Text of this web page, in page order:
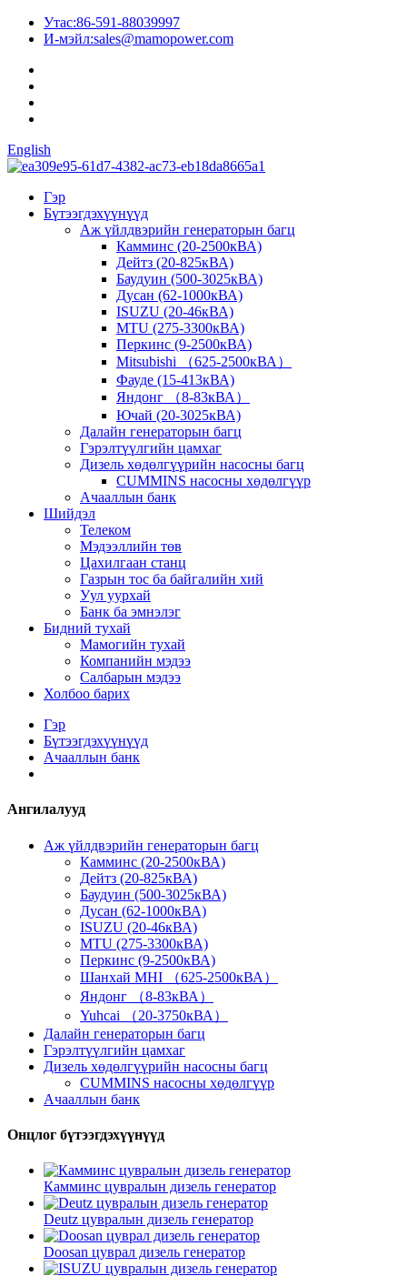
Утас:86-591-88039997
И-мэйл:sales@mamopower.com
English
Гэр
Бүтээгдэхүүнүүд
Аж үйлдвэрийн генераторын багц
Камминс (20-2500кВА)
Дейтз (20-825кВА)
Баудуин (500-3025кВА)
Дусан (62-1000кВА)
ISUZU (20-46кВА)
MTU (275-3300кВА)
Перкинс (9-2500кВА)
Mitsubishi （625-2500кВА）
Фауде (15-413кВА)
Яндонг （8-83кВА）
Ючай (20-3025кВА)
Далайн генераторын багц
Гэрэлтүүлгийн цамхаг
Дизель хөдөлгүүрийн насосны багц
CUMMINS насосны хөдөлгүүр
Ачааллын банк
Шийдэл
Телеком
Мэдээллийн төв
Цахилгаан станц
Газрын тос ба байгалийн хий
Уул уурхай
Банк ба эмнэлэг
Бидний тухай
Мамогийн тухай
Компанийн мэдээ
Салбарын мэдээ
Холбоо барих
Гэр
Бүтээгдэхүүнүүд
Ачааллын банк
Ангилалууд
Аж үйлдвэрийн генераторын багц
Камминс (20-2500кВА)
Дейтз (20-825кВА)
Баудуин (500-3025кВА)
Дусан (62-1000кВА)
ISUZU (20-46кВА)
MTU (275-3300кВА)
Перкинс (9-2500кВА)
Шанхай MHI （625-2500кВА）
Яндонг （8-83кВА）
Yuhcai （20-3750кВА）
Далайн генераторын багц
Гэрэлтүүлгийн цамхаг
Дизель хөдөлгүүрийн насосны багц
CUMMINS насосны хөдөлгүүр
Ачааллын банк
Онцлог бүтээгдэхүүнүүд
Камминс цувралын дизель генератор
Deutz цувралын дизель генератор
Doosan цуврал дизель генератор